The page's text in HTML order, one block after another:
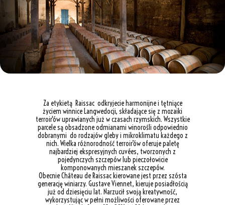
Za etykietą Raissac odkryjecie harmonijne i tętniące
życiem winnice Langwedocji, składające się z mozaiki
terroir'ów uprawianych już w czasach rzymskich. Wszystkie
parcele są obsadzone odmianami winorośli odpowiednio
dobranymi do rodzajów gleby i mikroklimatu każdego z
nich. Wielka różnorodność terroir’ów oferuje paletę
najbardziej ekspresyjnych cuvées, tworzonych z
pojedynczych szczepów lub pieczołowicie
komponowanych mieszanek szczepów.
Obecnie Château de Raissac kierowane jest przez szósta
generację winiarzy. Gustave Viennet, kieruje posiadłością
już od dziesięciu lat. Narzucił swoją kreatywność,
wykorzystując w pełni możliwości oferowane przez